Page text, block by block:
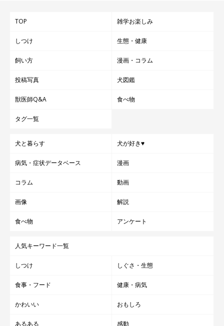
TOP 雑学お楽しみ
しつけ 生態・健康
飼い方 漫画・コラム
投稿写真 犬図鑑
獣医師Q&A 食べ物
タグ一覧
犬と暮らす 犬が好き♥
病気・症状データベース 漫画
コラム 動画
画像 解説
食べ物 アンケート
人気キーワード一覧
しつけ しぐさ・生態
食事・フード 健康・病気
かわいい おもしろ
あるある 感動